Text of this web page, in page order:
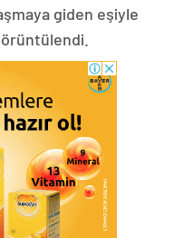
giden eşiyle